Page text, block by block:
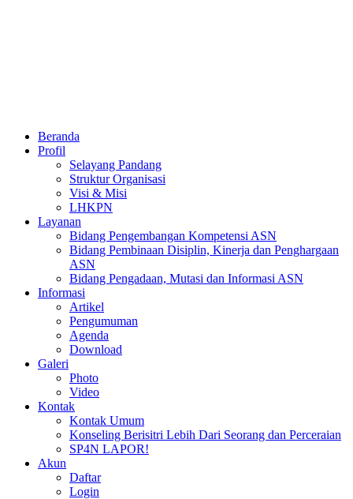
Beranda
Profil
Selayang Pandang
Struktur Organisasi
Visi & Misi
LHKPN
Layanan
Bidang Pengembangan Kompetensi ASN
Bidang Pembinaan Disiplin, Kinerja dan Penghargaan
ASN
Bidang Pengadaan, Mutasi dan Informasi ASN
Informasi
Artikel
Pengumuman
Agenda
Download
Galeri
Photo
Video
Kontak
Kontak Umum
Konseling Berisitri Lebih Dari Seorang dan Perceraian
SP4N LAPOR!
Akun
Daftar
Login